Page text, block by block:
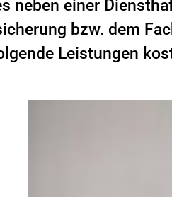
neben einer
bzw. dem
Leistungen